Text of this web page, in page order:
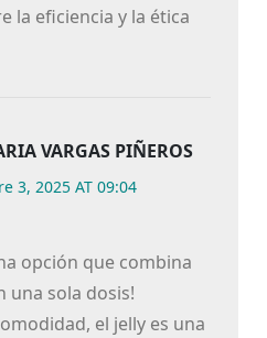
la eficiencia y la ética
VARGAS PIÑEROS
3, 2025 AT 09:04
opción que combina
una sola dosis!
el jelly es una